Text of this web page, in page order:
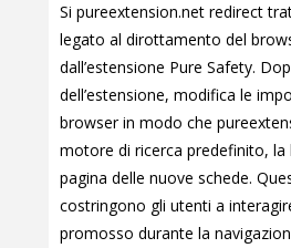
Si pureextension.net redirect
legato al dirottamento del
dall’estensione Pure Safety.
dell’estensione, modifica le
browser in modo che
motore di ricerca predefinito, la
pagina delle nuove schede.
costringono gli utenti a
promosso durante la